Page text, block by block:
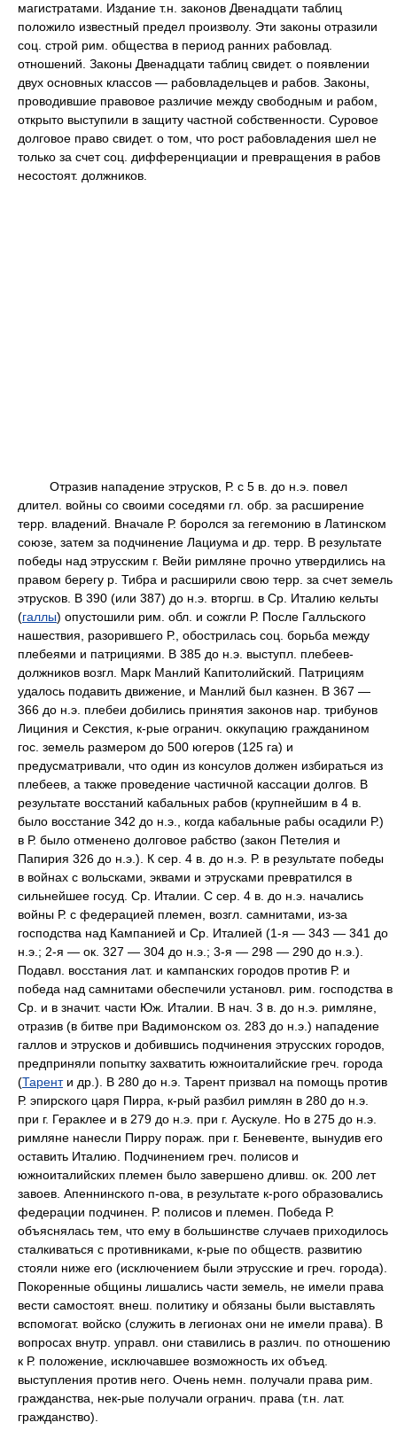
магистратами. Издание т.н. законов Двенадцати таблиц
положило известный предел произволу. Эти законы отразили
соц. строй рим. общества в период ранних рабовлад.
отношений. Законы Двенадцати таблиц свидет. о появлении
двух основных классов — рабовладельцев и рабов. Законы,
проводившие правовое различие между свободным и рабом,
открыто выступили в защиту частной собственности. Суровое
долговое право свидет. о том, что рост рабовладения шел не
только за счет соц. дифференциации и превращения в рабов
несостоят. должников.
Отразив нападение этрусков, Р. с 5 в. до н.э. повел
длител. войны со своими соседями гл. обр. за расширение
терр. владений. Вначале Р. боролся за гегемонию в Латинском
союзе, затем за подчинение Лациума и др. терр. В результате
победы над этрусским г. Вейи римляне прочно утвердились на
правом берегу р. Тибра и расширили свою терр. за счет земель
этрусков. В 390 (или 387) до н.э. вторгш. в Ср. Италию кельты
(галлы) опустошили рим. обл. и сожгли Р. После Галльского
нашествия, разорившего Р., обострилась соц. борьба между
плебеями и патрициями. В 385 до н.э. выступл. плебеев-
должников возгл. Марк Манлий Капитолийский. Патрициям
удалось подавить движение, и Манлий был казнен. В 367 —
366 до н.э. плебеи добились принятия законов нар. трибунов
Лициния и Секстия, к-рые огранич. оккупацию гражданином
гос. земель размером до 500 югеров (125 га) и
предусматривали, что один из консулов должен избираться из
плебеев, а также проведение частичной кассации долгов. В
результате восстаний кабальных рабов (крупнейшим в 4 в.
было восстание 342 до н.э., когда кабальные рабы осадили Р.)
в Р. было отменено долговое рабство (закон Петелия и
Папирия 326 до н.э.). К сер. 4 в. до н.э. Р. в результате победы
в войнах с вольсками, эквами и этрусками превратился в
сильнейшее госуд. Ср. Италии. С сер. 4 в. до н.э. начались
войны Р. с федерацией племен, возгл. самнитами, из-за
господства над Кампанией и Ср. Италией (1-я — 343 — 341 до
н.э.; 2-я — ок. 327 — 304 до н.э.; 3-я — 298 — 290 до н.э.).
Подавл. восстания лат. и кампанских городов против Р. и
победа над самнитами обеспечили установл. рим. господства в
Ср. и в значит. части Юж. Италии. В нач. 3 в. до н.э. римляне,
отразив (в битве при Вадимонском оз. 283 до н.э.) нападение
галлов и этрусков и добившись подчинения этрусских городов,
предприняли попытку захватить южноиталийские греч. города
(Таренти др.). В 280 до н.э. Тарент призвал на помощь против
Р. эпирского царя Пирра, к-рый разбил римлян в 280 до н.э.
при г. Гераклее и в 279 до н.э. при г. Аускуле. Но в 275 до н.э.
римляне нанесли Пирру пораж. при г. Беневенте, вынудив его
оставить Италию. Подчинением греч. полисов и
южноиталийских племен было завершено дливш. ок. 200 лет
завоев. Апеннинского п-ова, в результате к-рого образовались
федерации подчинен. Р. полисов и племен. Победа Р.
объяснялась тем, что ему в большинстве случаев приходилось
сталкиваться с противниками, к-рые по обществ. развитию
стояли ниже его (исключением были этрусские и греч. города).
Покоренные общины лишались части земель, не имели права
вести самостоят. внеш. политику и обязаны были выставлять
вспомогат. войско (служить в легионах они не имели права). В
вопросах внутр. управл. они ставились в различ. по отношению
к Р. положение, исключавшее возможность их объед.
выступления против него. Очень немн. получали права рим.
гражданства, нек-рые получали огранич. права (т.н. лат.
гражданство).